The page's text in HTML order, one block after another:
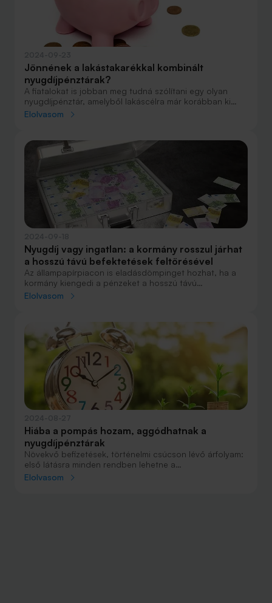
Jönnének a lakástakarékkal kombinált
nyugdíjpénztárak?
A fiatalokat is jobban meg tudná szólítani egy olyan
nyugdíjpénztár, amelyből lakáscélra már korábban ki
lehet venni a megtakarítást. Az átlagos egyenleg viszont
Elolvasom
Nyugdíj vagy ingatlan: a kormány rosszul járhat
a hosszú távú befektetések feltörésével
Az állampapírpiacon is eladásdömpinget hozhat, ha a
kormány kiengedi a pénzeket a hosszú távú
megtakarításokból lakásvásárlásra. A lakosságnak
Elolvasom
Hiába a pompás hozam, aggódhatnak a
nyugdíjpénztárak
Növekvő befizetések, történelmi csúcson lévő árfolyam:
első látásra minden rendben lehetne a
nyugdíjpénztárakkal. A folyamatosan öregedő tagság
Elolvasom